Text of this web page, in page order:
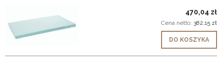
470,04 zł
Cena netto: 382,15 zł
DO KOSZYKA